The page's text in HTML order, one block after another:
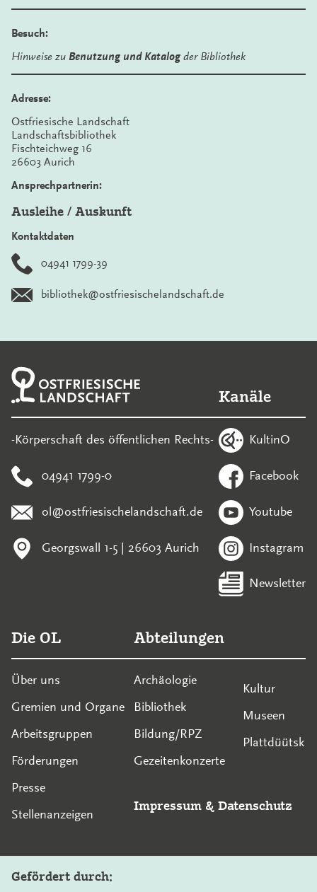
Besuch:
Hinweise zu Benutzung und Katalog der Bibliothek
Adresse:
Ostfriesische Landschaft
Landschaftsbibliothek
Fischteichweg 16
26603 Aurich
Ansprechpartnerin:
Ausleihe / Auskunft
Kontaktdaten
04941 1799-39
bibliothek@ostfriesischelandschaft.de
-Körperschaft des öffentlichen Rechts-
04941 1799-0
ol@ostfriesischelandschaft.de
Georgswall 1-5 | 26603 Aurich
Kanäle
KultinO
Facebook
Youtube
Instagram
Newsletter
Die OL
Über uns
Gremien und Organe
Arbeitsgruppen
Förderungen
Presse
Stellenanzeigen
Abteilungen
Archäologie
Bibliothek
Bildung/RPZ
Gezeitenkonzerte
Kultur
Museen
Plattdüütsk
Impressum & Datenschutz
Gefördert durch: